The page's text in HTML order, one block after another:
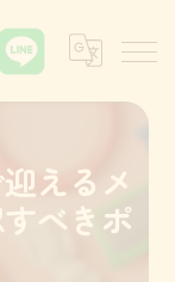
えるメ
べきポ